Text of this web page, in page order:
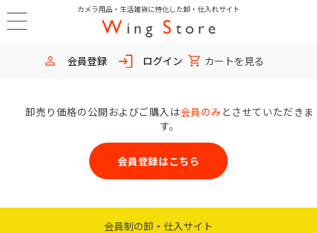
カメラ用品・生活雑貨に特化した卸・仕入れサイト
会員登録 ログイン カートを見る
卸売り価格の公開およびご購入は会員のみ とさせていただきま
す。
会員登録はこちら
会員制の卸・仕入サイト